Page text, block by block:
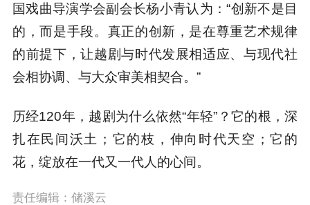
国戏曲导演学会副会长杨小青认为：“创新不是目
的，而是手段。真正的创新，是在尊重艺术规律
的前提下，让越剧与时代发展相适应、与现代社
会相协调、与大众审美相契合。”
历经120年，越剧为什么依然“年轻”？它的根，深
扎在民间沃土；它的枝，伸向时代天空；它的
花，绽放在一代又一代人的心间。
责任编辑：储溪云